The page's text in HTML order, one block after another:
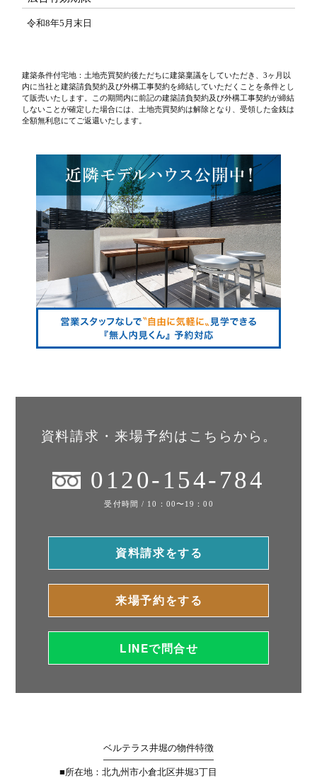
令和8年5月末日
建築条件付宅地：土地売買契約後ただちに建築稟議をしていただき、3ヶ月以
内に当社と建築請負契約及び外構工事契約を締結していただくことを条件とし
て販売いたします。この期間内に前記の建築請負契約及び外構工事契約が締結
しないことが確定した場合には、土地売買契約は解除となり、受領した金銭は
全額無利息にてご返還いたします。
資料請求・来場予約はこちらから。
0120-154-784
受付時間 / 10：00〜19：00
資料請求をする
来場予約をする
LINEで問合せ
ベルテラス井堀の物件特徴
■所在地：北九州市小倉北区井堀3丁目